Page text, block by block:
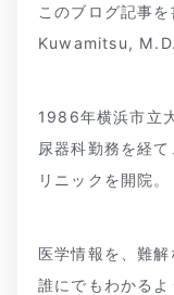
このブログ記事
Kuwamitsu, M.D.
1986年横浜市立
尿器科勤務を経
リニックを開院。
医学情報を、難
誰にでもわかるよ